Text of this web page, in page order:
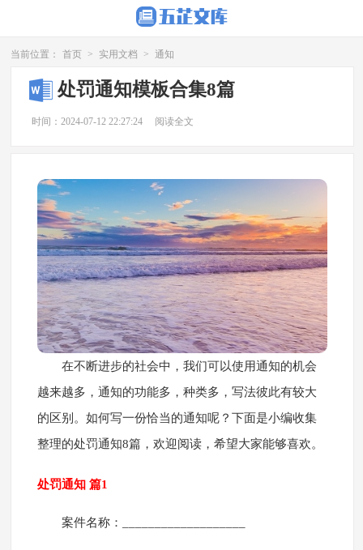
当前位置： 首页 > 实用文档 > 通知
处罚通知模板合集8篇
时间：2024-07-12 22:27:24 阅读全文
在不断进步的社会中，我们可以使用通知的机会
越来越多，通知的功能多，种类多，写法彼此有较大
的区别。如何写一份恰当的通知呢？下面是小编收集
整理的处罚通知8篇，欢迎阅读，希望大家能够喜欢。
处罚通知 篇1
案件名称：___________________